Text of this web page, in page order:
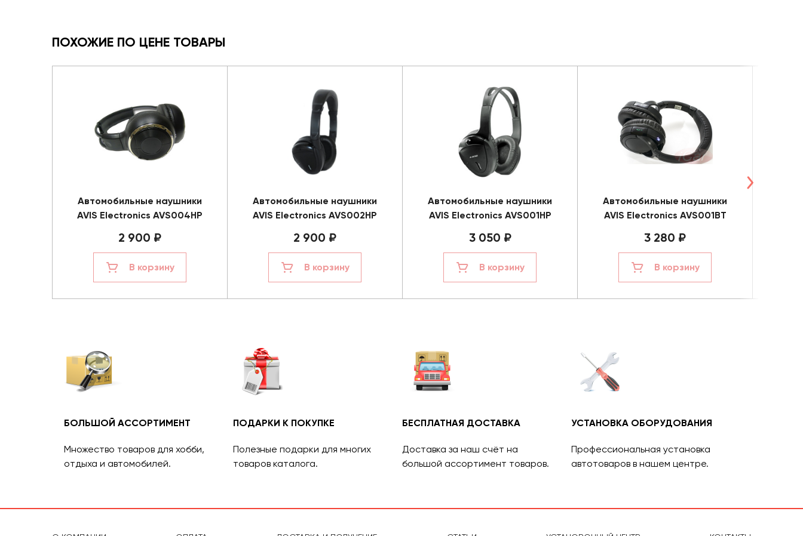
ПОХОЖИЕ ПО ЦЕНЕ ТОВАРЫ
Автомобильные наушники
AVIS Electronics AVS004HP
2 900 ₽
В корзину
Автомобильные наушники
AVIS Electronics AVS002HP
2 900 ₽
В корзину
Автомобильные наушники
AVIS Electronics AVS001HP
3 050 ₽
В корзину
Автомобильные наушники
AVIS Electronics AVS001BT
3 280 ₽
В корзину
БОЛЬШОЙ АССОРТИМЕНТ
Множество товаров для хобби,
отдыха и автомобилей.
ПОДАРКИ К ПОКУПКЕ
Полезные подарки для многих
товаров каталога.
БЕСПЛАТНАЯ ДОСТАВКА
Доставка за наш счёт на
большой ассортимент товаров.
УСТАНОВКА ОБОРУДОВАНИЯ
Профессиональная установка
автотоваров в нашем центре.